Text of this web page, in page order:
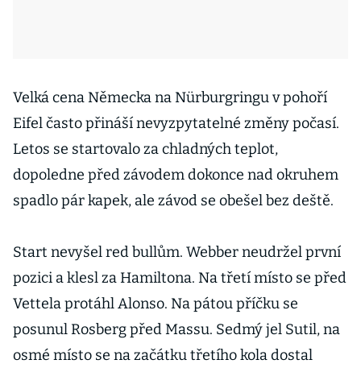
Velká cena Německa na Nürburgringu v pohoří
Eifel často přináší nevyzpytatelné změny počasí.
Letos se startovalo za chladných teplot,
dopoledne před závodem dokonce nad okruhem
spadlo pár kapek, ale závod se obešel bez deště.
Start nevyšel red bullům. Webber neudržel první
pozici a klesl za Hamiltona. Na třetí místo se před
Vettela protáhl Alonso. Na pátou příčku se
posunul Rosberg před Massu. Sedmý jel Sutil, na
osmé místo se na začátku třetího kola dostal